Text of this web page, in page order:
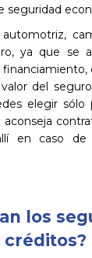
seguridad
ya que se
del
elegir sólo
en caso de
los
créditos?